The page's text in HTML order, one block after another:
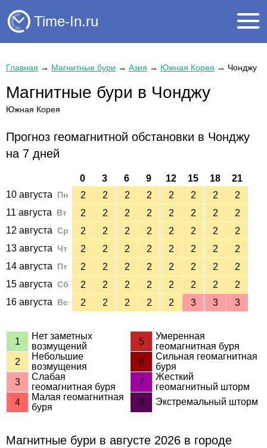
Time-In.ru
Главная → Магнитные бури → Азия → Южная Корея → Чонджу
Магнитные бури в Чонджу
Южная Корея
Прогноз геомагнитной обстановки в Чонджу
на 7 дней
0 3 6 9 12 15 18
21
10 августа
Пн 2 2 2 2 2 2 2
2
11 августа
Вт 2 2 2 2 2 2 2
2
12 августа Ср 2 2 2 2 2 2 2
2
13 августа Чт 2 2 2 2 2 2 2
2
14 августа
Пт 2 2 2 2 2 2 2
2
15 августа Сб 2 2 2 2 2 2 2
2
16 августа
Вс 2 2 2 2 2 3 3 3
1
Нет заметных
возмущений
5
Умеренная
геомагнитная буря
2
Небольшие
возмущения
6
Сильная геомагнитная
буря
3
Слабая
геомагнитная буря
7
Жесткий
геомагнитный шторм
4
Малая геомагнитная
буря
8 Экстремальный шторм
Магнитные бури в августе 2026 в городе